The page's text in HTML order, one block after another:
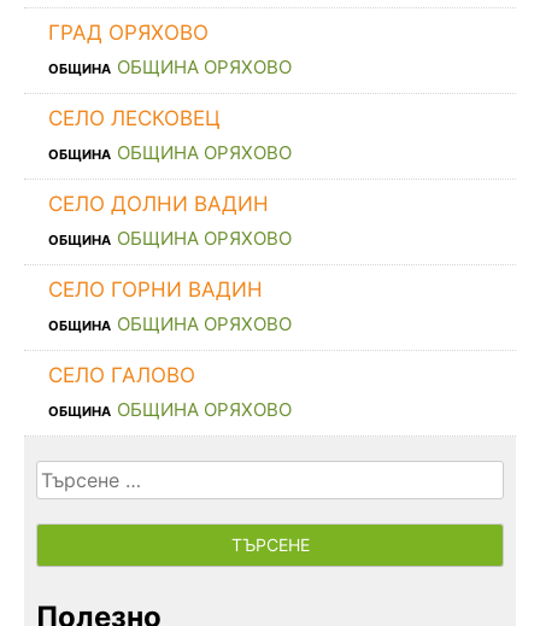
ГРАД ОРЯХОВО
ОБЩИНА ОБЩИНА ОРЯХОВО
СЕЛО ЛЕСКОВЕЦ
ОБЩИНА ОБЩИНА ОРЯХОВО
СЕЛО ДОЛНИ ВАДИН
ОБЩИНА ОБЩИНА ОРЯХОВО
СЕЛО ГОРНИ ВАДИН
ОБЩИНА ОБЩИНА ОРЯХОВО
СЕЛО ГАЛОВО
ОБЩИНА ОБЩИНА ОРЯХОВО
Търсене
за:
Полезно